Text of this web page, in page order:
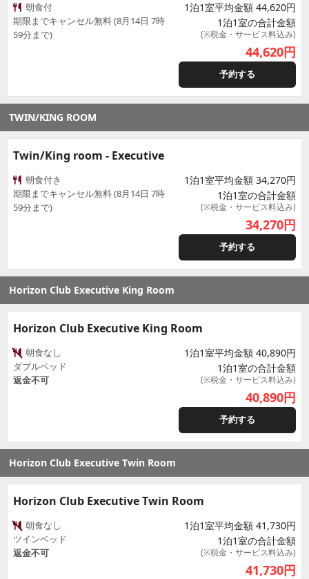
朝食付
期限までキャンセル無料 (8月14日 7時
59分まで)
1泊1室平均金額 44,620円
1泊1室の合計金額
(※税金・サービス料込み)
44,620円
予約する
TWIN/KING ROOM
Twin/King room - Executive
朝食付き
期限までキャンセル無料 (8月14日 7時
59分まで)
1泊1室平均金額 34,270円
1泊1室の合計金額
(※税金・サービス料込み)
34,270円
予約する
Horizon Club Executive King Room
Horizon Club Executive King Room
朝食なし
ダブルベッド
返金不可
1泊1室平均金額 40,890円
1泊1室の合計金額
(※税金・サービス料込み)
40,890円
予約する
Horizon Club Executive Twin Room
Horizon Club Executive Twin Room
朝食なし
ツインベッド
返金不可
1泊1室平均金額 41,730円
1泊1室の合計金額
(※税金・サービス料込み)
41,730円